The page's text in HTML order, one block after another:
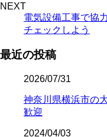
NEXT
電気設備工事で協
チェックしよう
最近の投稿
2026/07/31
神奈川県横浜市の
歓迎
2024/04/03